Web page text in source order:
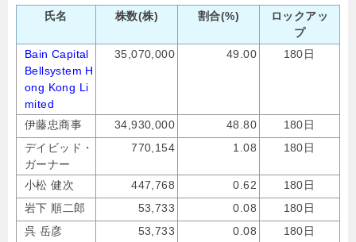
氏名 株数(株) 割合(%)
ロックアッ
プ
Bain Capital
Bellsystem H
ong Kong Li
mited
35,070,000 49.00 180日
伊藤忠商事 34,930,000 48.80
180日
デイビッド・
ガーナー
770,154 1.08 180日
小松 健次 447,768 0.62
180日
岩下 順二郎
53,733 0.08
180日
呉 岳彦
53,733 0.08
180日